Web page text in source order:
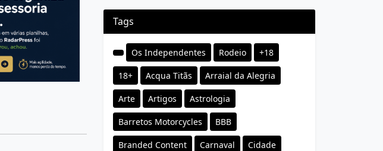
Tags
Os Independentes Rodeio +18
18+ Acqua Titãs Arraial da Alegria
Arte Artigos Astrologia
Barretos Motorcycles BBB
Branded Content Carnaval Cidade